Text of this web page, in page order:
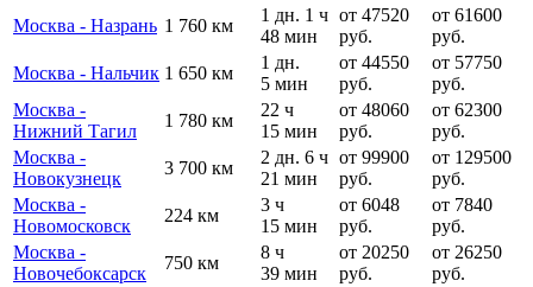
Москва - Назрань 1 760 км
1 дн. 1 ч
48 мин
от 47520
руб.
от 61600
руб.
Москва - Нальчик 1 650 км
1 дн.
5 мин
от 44550
руб.
от 57750
руб.
Москва -
Нижний Тагил
1 780 км
22 ч
15 мин
от 48060
руб.
от 62300
руб.
Москва -
Новокузнецк
3 700 км
2 дн. 6 ч
21 мин
от 99900
руб.
от 129500
руб.
Москва -
Новомосковск
224 км
3 ч
15 мин
от 6048
руб.
от 7840
руб.
Москва -
Новочебоксарск
750 км
8 ч
39 мин
от 20250
руб.
от 26250
руб.